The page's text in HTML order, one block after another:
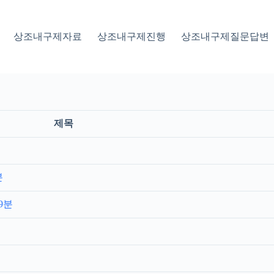
상조내구제자료 상조내구제진행 상조내구제질문답변
제목
분